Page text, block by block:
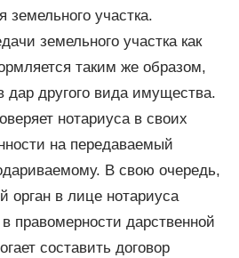
земельного участка.
земельного участка как
таким же образом,
дар другого вида имущества.
нотариуса в своих
на передаваемый
В свою очередь,
орган в лице нотариуса
правомерности дарственной
составить договор